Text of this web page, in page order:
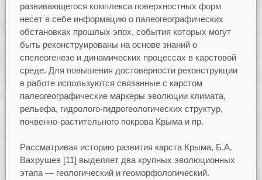
развивающегося комплекса поверхностных форм
несет в себе информацию о палеогеографических
обстановках прошлых эпох, события которых могут
быть реконструированы на основе знаний о
спелеогенезе и динамических процессах в карстовой
среде. Для повышения достоверности реконструкции
в работе используются связанные с карстом
палеогеографические маркеры эволюции климата,
рельефа, гидролого-гидрогеологических структур,
почвенно-растительного покрова Крыма и пр.
Рассматривая историю развития карста Крыма, Б.А.
Вахрушев [11] выделяет два крупных эволюционных
этапа — геологический и геоморфологический.